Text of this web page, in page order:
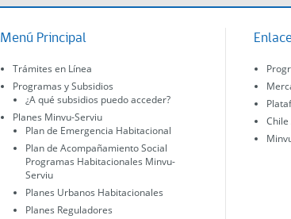
Menú Principal
Trámites en Línea
Programas y Subsidios
¿A qué subsidios puedo acceder?
Planes Minvu-Serviu
Plan de Emergencia Habitacional
Plan de Acompañamiento Social
Programas Habitacionales Minvu-
Serviu
Planes Urbanos Habitacionales
Planes Reguladores